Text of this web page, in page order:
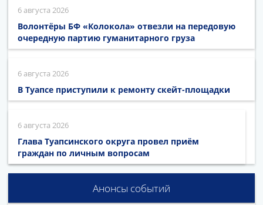
6 августа 2026
Волонтёры БФ «Колокола» отвезли на передовую
очередную партию гуманитарного груза
6 августа 2026
В Туапсе приступили к ремонту скейт-площадки
6 августа 2026
Глава Туапсинского округа провел приём
граждан по личным вопросам
Анонсы событий